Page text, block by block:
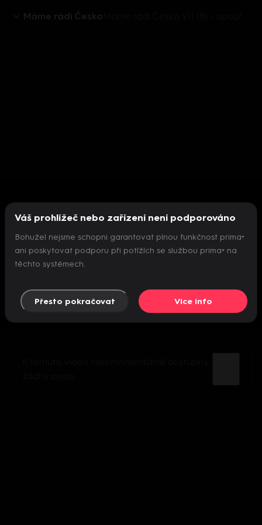
Máme rádi Česko
Nepodařilo se inicializovat přehrávač
Váš prohlížeč nebo zařízení není podporováno
Bohužel nejsme schopni garantovat plnou funkčnost prima+
ani poskytovat podporu při potížích se službou prima+ na
těchto systémech.
Přesto pokračovat Více info